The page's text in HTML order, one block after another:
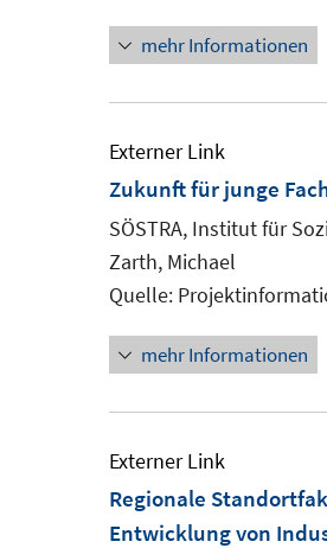
mehr Informationen
Externer Link
Zukunft für junge
SÖSTRA, Institut für
Zarth, Michael
Quelle:
mehr Informationen
Externer Link
Regionale
Entwicklung von